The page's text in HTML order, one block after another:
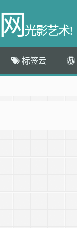
光影艺术!
标签云